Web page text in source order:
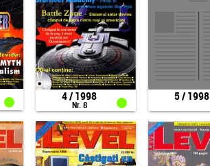
4 / 1998
Nr. 8
5 / 1998